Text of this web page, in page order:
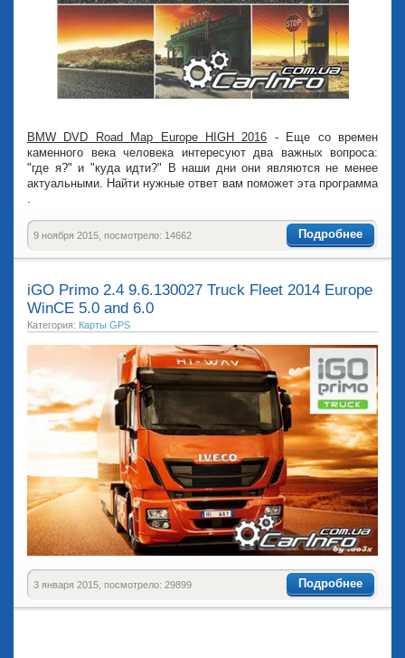
BMW DVD Road Map Europe HIGH 2016 - Еще со времен
каменного века человека интересуют два важных вопроса:
"где я?" и "куда идти?" В наши дни они являются не менее
актуальными. Найти нужные ответ вам поможет эта программа
.
Подробнее
9 ноября 2015, посмотрело: 14662
iGO Primo 2.4 9.6.130027 Truck Fleet 2014 Europe
WinCE 5.0 and 6.0
Категория: Карты GPS
Подробнее
3 января 2015, посмотрело: 29899